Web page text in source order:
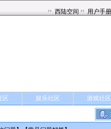
区 娱乐社区 游戏社区